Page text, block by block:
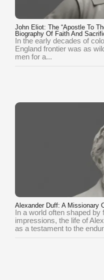
John Eliot: The “Apostle To
Biography Of Faith And
In the early decades of
England frontier was as
men for a...
Alexander Duff: A Missionary
In a world often shaped
impressions, the life of
as a testament to the